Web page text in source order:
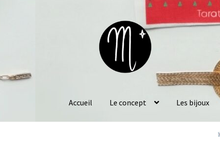
navigation
Accueil Le concept Les bijoux